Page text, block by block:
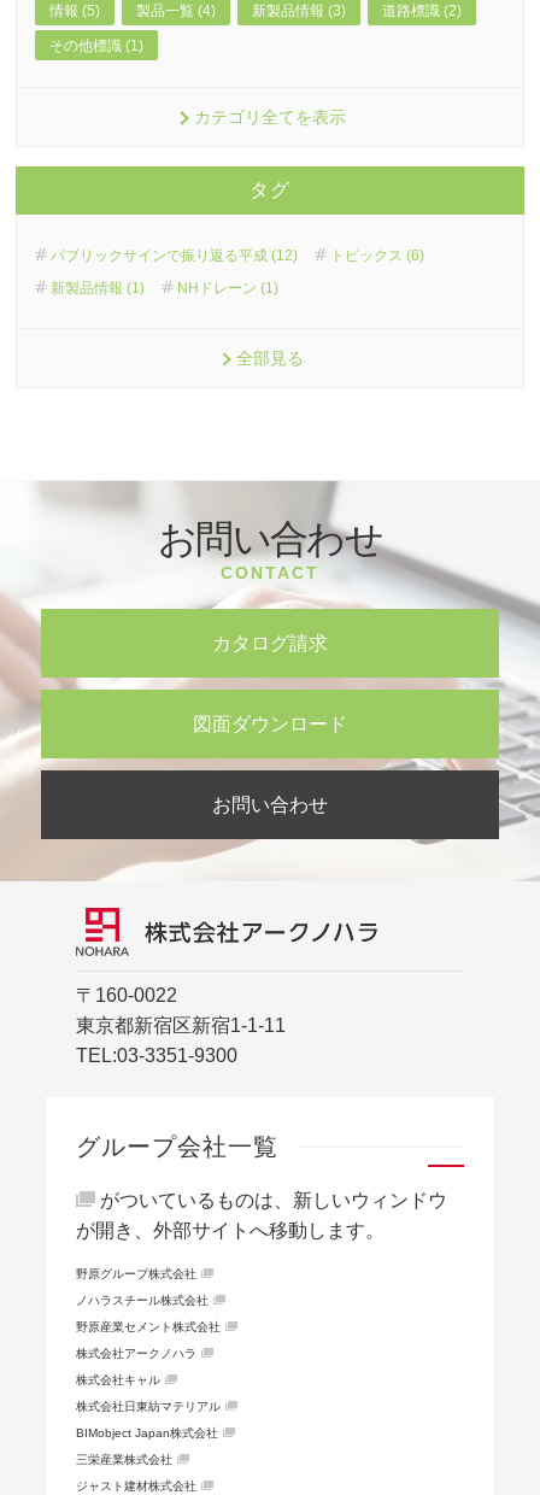
情報 (5) 製品一覧 (4) 新製品情報 (3) 道路標識 (2)
その他標識 (1)
カテゴリ全てを表示
タグ
パブリックサインで振り返る平成 (12)
トピックス (6)
新製品情報 (1)
NHドレーン (1)
全部見る
お問い合わせ
CONTACT
カタログ請求
図面ダウンロード
お問い合わせ
〒160-0022
東京都新宿区新宿1-1-11
TEL:03-3351-9300
グループ会社一覧
がついているものは、新しいウィンドウ
が開き、外部サイトへ移動します。
野原グループ株式会社
ノハラスチール株式会社
野原産業セメント株式会社
株式会社アークノハラ
株式会社キャル
株式会社日東紡マテリアル
BIMobject Japan株式会社
三栄産業株式会社
ジャスト建材株式会社